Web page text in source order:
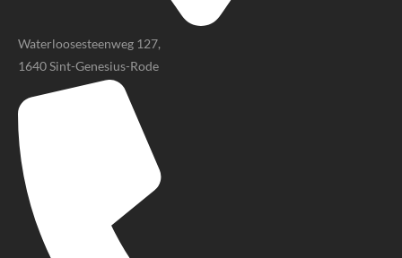
Waterloosesteenweg 127,
1640 Sint-Genesius-Rode